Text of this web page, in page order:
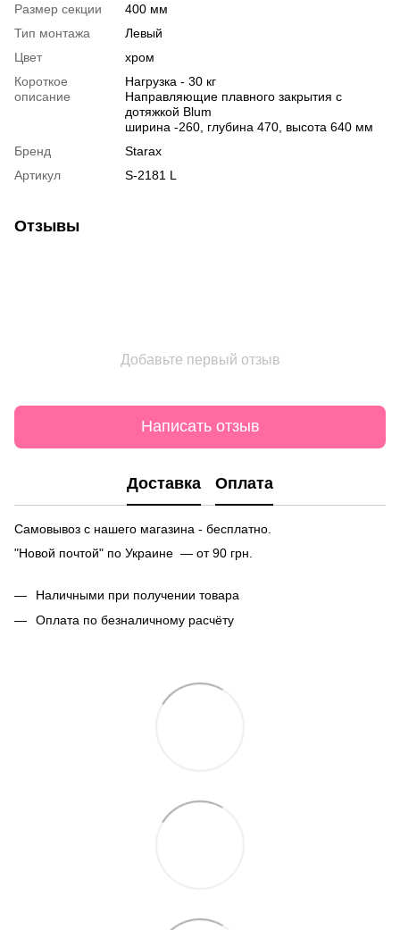
Размер секции
400 мм
Тип монтажа
Левый
Цвет
хром
Короткое
описание
Нагрузка - 30 кг
Направляющие плавного закрытия с
дотяжкой Blum
ширина -260, глубина 470, высота 640 мм
Бренд
Starax
Артикул
S-2181 L
Отзывы
Добавьте первый отзыв
Написать отзыв
Доставка Оплата
Самовывоз с нашего магазина - бесплатно.
"Новой почтой" по Украине — от 90 грн.
Наличными при получении товара
Оплата по безналичному расчёту